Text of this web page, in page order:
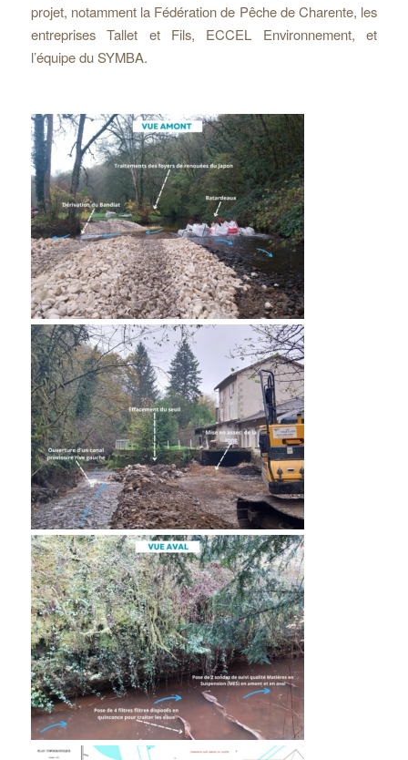
projet, notamment la Fédération de Pêche de Charente, les
entreprises Tallet et Fils, ECCEL Environnement, et
l’équipe du SYMBA.